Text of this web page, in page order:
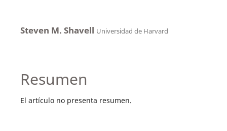
Steven M. Shavell Universidad de Harvard
Resumen
El artículo no presenta resumen.